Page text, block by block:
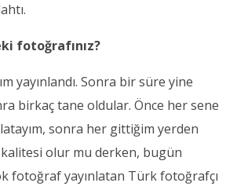
fotoğrafınız?
yayınlandı. Sonra bir süre yine
birkaç tane oldular. Önce her sene
sonra her gittiğim yerden
olur mu derken, bugün
fotoğraf yayınlatan Türk fotoğrafçı